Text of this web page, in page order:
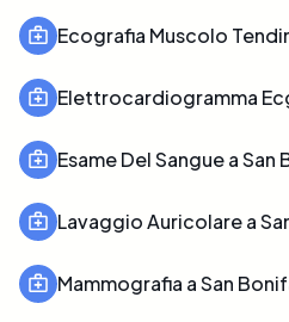
Ecografia Muscolo
Elettrocardiogramma
Esame Del Sangue a
Lavaggio Auricolare a
Mammografia a San